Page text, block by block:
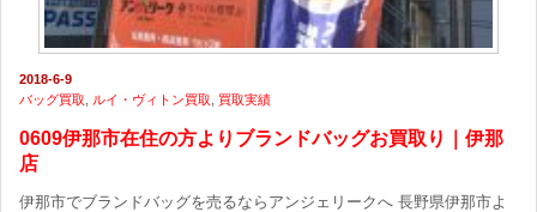
2018-6-9
バッグ買取
ルイ・ヴィトン買取 買取実績
0609伊那市在住の方よりブランドバッグお買取り｜伊那
店
伊那市でブランドバッグを売るならアンジェリークへ 長野県伊那市よ